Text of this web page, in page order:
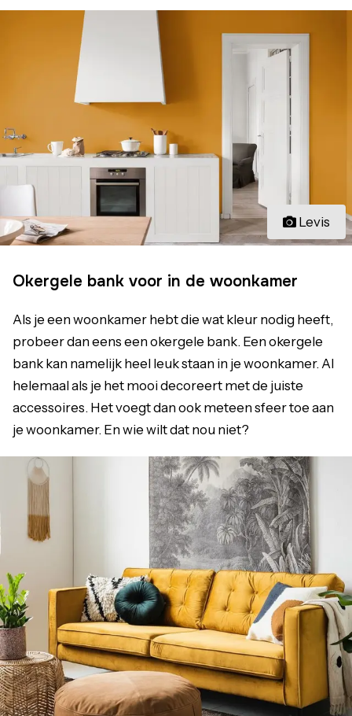
Levis
Okergele bank voor in de woonkamer
Als je een woonkamer hebt die wat kleur nodig heeft,
probeer dan eens een okergele bank. Een okergele
bank kan namelijk heel leuk staan in je woonkamer. Al
helemaal als je het mooi decoreert met de juiste
accessoires. Het voegt dan ook meteen sfeer toe aan
je woonkamer. En wie wilt dat nou niet?